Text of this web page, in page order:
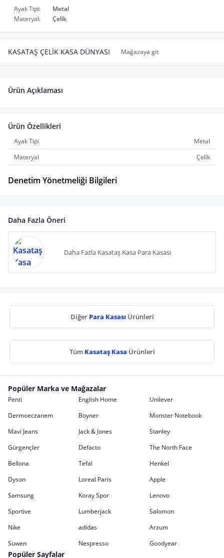
Ayak Tipi:
Metal
Materyal:
Çelik
KASATAŞ ÇELİK KASA DÜNYASI Mağazaya git
Ürün Açıklaması
Ürün Özellikleri
Ayak Tipi
Metal
Materyal
Çelik
Denetim Yönetmeliği Bilgileri
Daha Fazla Öneri
Daha Fazla Kasataş Kasa Para Kasası
Diğer Para Kasası Ürünleri
Tüm Kasataş Kasa Ürünleri
Popüler Marka ve Mağazalar
Penti English Home
Unilever
Dermoeczanem
Boyner
Monster Notebook
Mavi Jeans
Jack & Jones
Stanley
Gürgençler
Defacto
The North Face
Bellona
Tefal
Henkel
Dyson
Loreal Paris
Apple
Samsung
Koray Spor
Lenovo
Sportive
Lumberjack
Salomon
Nike
adidas
Arzum
Suwen
Nespresso Goodyear
Popüler Sayfalar